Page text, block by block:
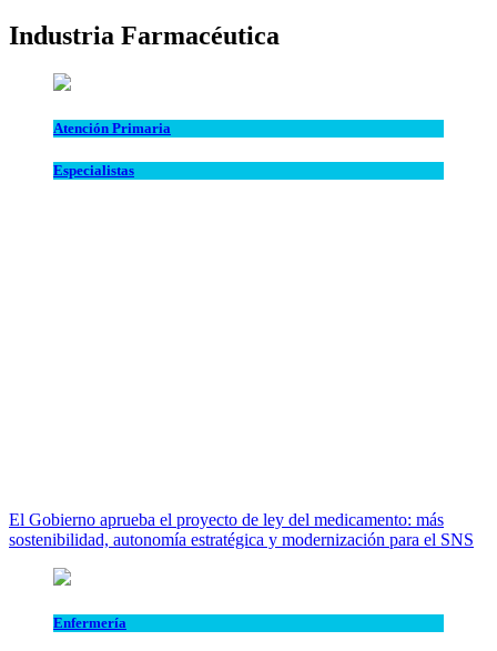
Industria Farmacéutica
Atención Primaria
Especialistas
El Gobierno aprueba el proyecto de ley del medicamento: más
sostenibilidad, autonomía estratégica y modernización para el SNS
Enfermería